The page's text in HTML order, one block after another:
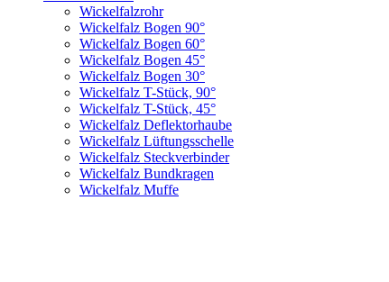
Wickelfalzrohr
Wickelfalz Bogen 90°
Wickelfalz Bogen 60°
Wickelfalz Bogen 45°
Wickelfalz Bogen 30°
Wickelfalz T-Stück, 90°
Wickelfalz T-Stück, 45°
Wickelfalz Deflektorhaube
Wickelfalz Lüftungsschelle
Wickelfalz Steckverbinder
Wickelfalz Bundkragen
Wickelfalz Muffe